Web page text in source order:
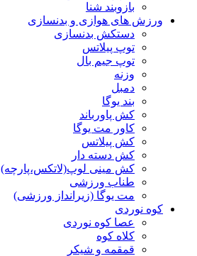
بازوبند شنا
ورزش های هوازی و بدنسازی
دستکش بدنسازی
توپ پیلاتس
توپ جیم بال
وزنه
دمبل
بند یوگا
کش پاورباند
کاور مت یوگا
کش پیلاتس
کش دسته دار
کش مینی لوپ(لاتکس،پارچه)
طناب ورزشی
مت یوگا (زیرانداز ورزشی)
کوه نوردی
عصا کوه نوردی
کلاه کوه
قمقمه و شیکر